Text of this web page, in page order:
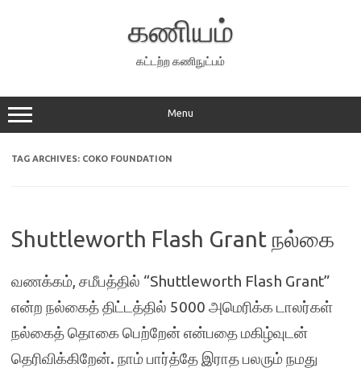
கணியம்
கட்டற்ற கணிநுட்பம்
Menu
TAG ARCHIVES: COKO FOUNDATION
Shuttleworth Flash Grant நல்கை
வணக்கம், சமீபத்தில் “Shuttleworth Flash Grant”
என்ற நல்கைத் திட்டத்தில் 5000 அமெரிக்க டாலர்கள்
நல்கைத் தொகை பெற்றேன் என்பதை மகிழ்வுடன்
தெரிவிக்கிறேன். நாம் பார்த்தே இராத பலரும் நமது